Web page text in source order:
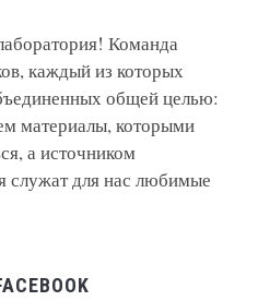
Команда
каждый из которых
общей целью:
материалы, которыми
а источником
служат для нас любимые